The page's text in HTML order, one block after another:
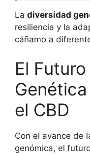
La diversidad
resiliencia y la
cáñamo a
El
el CBD
Con el avance de
genómica, el